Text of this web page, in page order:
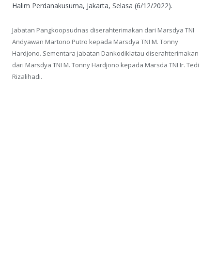
Halim Perdanakusuma, Jakarta, Selasa (6/12/2022).
Jabatan Pangkoopsudnas diserahterimakan dari Marsdya TNI
Andyawan Martono Putro kepada Marsdya TNI M. Tonny
Hardjono. Sementara jabatan Dankodiklatau diserahterimakan
dari Marsdya TNI M. Tonny Hardjono kepada Marsda TNI Ir. Tedi
Rizalihadi.